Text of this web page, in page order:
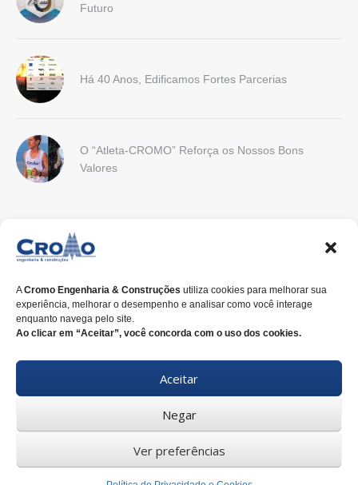
ACromo Engenharia & Construções utiliza cookies para melhorar sua
experiência, melhorar o desempenho e analisar como você interage
enquanto navega pelo site.
Ao clicar em “Aceitar”, você concorda com o uso dos cookies.
Aceitar
Negar
Ver preferências
Futuro
Há 40 Anos, Edificamos Fortes Parcerias
O “Atleta-CROMO” Reforça os Nossos Bons
Valores
Endereço:Rua Nilo Peçanha, 675, 2º Andar . CEP 80.520-176 .
E-mail: cromo@cromoengenharia.com.br
3338-7815
© 2025 CROMO ENGENHARIA & CONSTRUÇÕES. |
Privacidade e Cookies| Desenvolvido porInventiva Propaganda